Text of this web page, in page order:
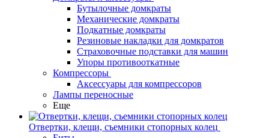
Бутылочные домкраты
Механические домкраты
Подкатные домкраты
Резиновые накладки для домкратов
Страховочные подставки для машин
Упоры противооткатные
Компрессоры
Аксессуары для компрессоров
Лампы переносные
Еще
Отвертки, клещи, съемники стопорных колец